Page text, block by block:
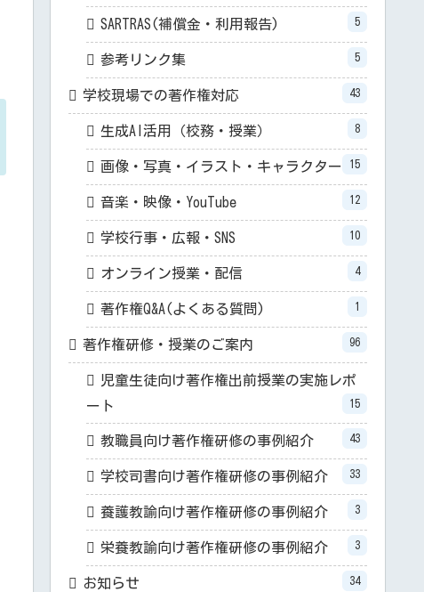
SARTRAS(補償金・利用報告) 5
参考リンク集 5
学校現場での著作権対応 43
生成AI活用（校務・授業） 8
画像・写真・イラスト・キャラクター 15
音楽・映像・YouTube 12
学校行事・広報・SNS 10
オンライン授業・配信 4
著作権Q&A(よくある質問) 1
著作権研修・授業のご案内 96
児童生徒向け著作権出前授業の実施レポ
ート
15
教職員向け著作権研修の事例紹介 43
学校司書向け著作権研修の事例紹介 33
養護教諭向け著作権研修の事例紹介 3
栄養教諭向け著作権研修の事例紹介 3
お知らせ 34